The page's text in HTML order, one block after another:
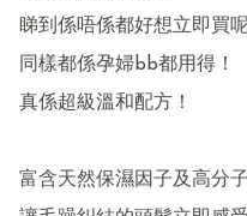
睇到係唔係都好想立即買
同樣都係孕婦bb都用得！
真係超級溫和配方！
富含天然保濕因子及高分